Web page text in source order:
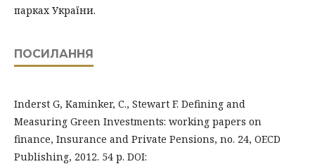
парках України.
ПОСИЛАННЯ
Inderst G, Kaminker, C., Stewart F. Defining and
Measuring Green Investments: working papers on
finance, Insurance and Private Pensions, no. 24, OECD
Publishing, 2012. 54 р. DOI: